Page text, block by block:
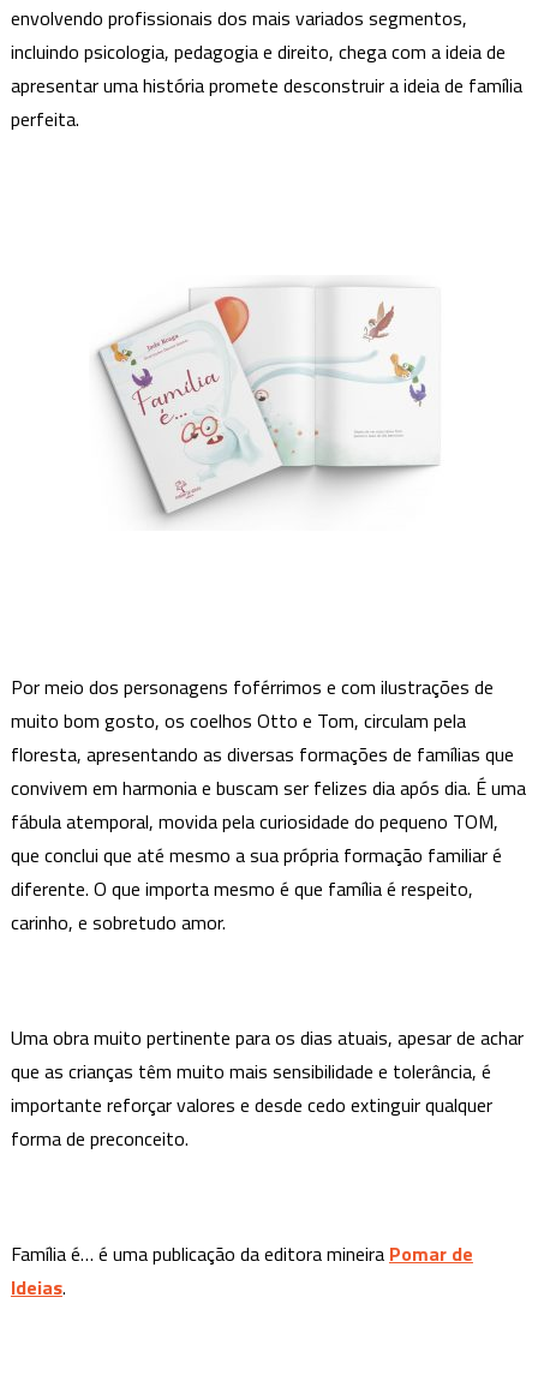
envolvendo profissionais dos mais variados segmentos,
incluindo psicologia, pedagogia e direito, chega com a ideia de
apresentar uma história promete desconstruir a ideia de família
perfeita.
Por meio dos personagens foférrimos e com ilustrações de
muito bom gosto, os coelhos Otto e Tom, circulam pela
floresta, apresentando as diversas formações de famílias que
convivem em harmonia e buscam ser felizes dia após dia. É uma
fábula atemporal, movida pela curiosidade do pequeno TOM,
que conclui que até mesmo a sua própria formação familiar é
diferente. O que importa mesmo é que família é respeito,
carinho, e sobretudo amor.
Uma obra muito pertinente para os dias atuais, apesar de achar
que as crianças têm muito mais sensibilidade e tolerância, é
importante reforçar valores e desde cedo extinguir qualquer
forma de preconceito.
Família é… é uma publicação da editora mineira Pomar de
Ideias.